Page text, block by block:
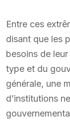
Entre ces
disant que les
besoins de
type et du
générale, une
d’institutions